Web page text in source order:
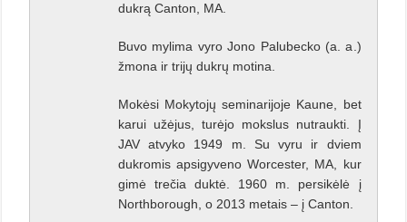
dukrą Canton, MA.
Buvo mylima vyro Jono Palubecko (a. a.)
žmona ir trijų dukrų motina.
Mokėsi Mokytojų seminarijoje Kaune, bet
karui užėjus, turėjo mokslus nutraukti. Į
JAV atvyko 1949 m. Su vyru ir dviem
dukromis apsigyveno Worcester, MA, kur
gimė trečia duktė. 1960 m. persikėlė į
Northborough, o 2013 metais – į Canton.